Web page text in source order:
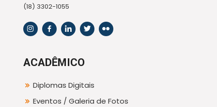
(18) 3302-1055
ACADÊMICO
Diplomas Digitais
Eventos / Galeria de Fotos